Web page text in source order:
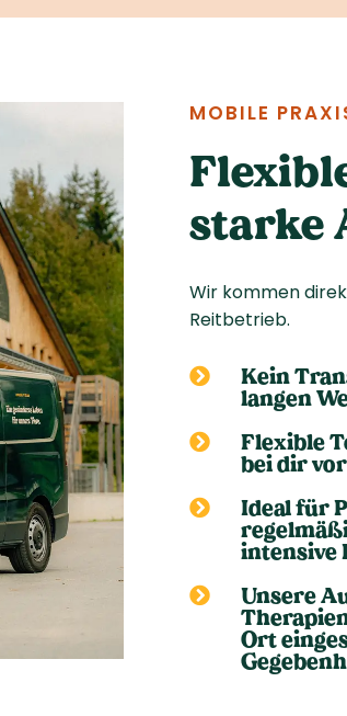
MOBILE
starke
Wir kommen
Reitbetrieb.
 Kein
langen
 Flexible
bei dir
 Ideal für
intensive
 Unsere
Ort